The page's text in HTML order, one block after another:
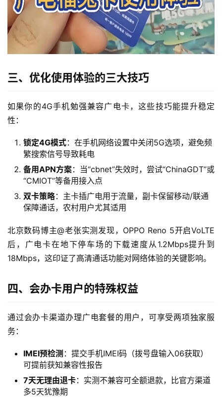
页
量
卡
身
i
F
i
讯
更
多
面
三、优化使用体验的三大技巧
如果你的4G手机勉强兼容广电卡，这些技巧能提升稳定
性：
锁定4G模式：在手机网络设置中关闭5G选项，避免频
繁搜索信号导致耗电
备用APN方案：当“cbnet”失效时，尝试“ChinaGDT”或
“CMIOT”等备用接入点
双卡策略：主卡插广电用于流量，副卡保留移动/联通
保障通话，农村用户尤其适用
北京数码博主@老张实测发现，OPPO Reno 5开启VoLTE
后，广电卡在地下停车场的下载速度从1.2Mbps提升到
18Mbps，这印证了高清通话功能对网络体验的关键影响。
四、会办卡用户的特殊权益
通过会办卡渠道办理广电套餐的用户，可享受两项独家服
务：
IMEI预检测 ：提交手机IMEI码（拨号盘输入06获取）
可提前获知兼容性报告
7天无理由退卡：实测不兼容可全额退款，比官方渠道
多5天犹豫期